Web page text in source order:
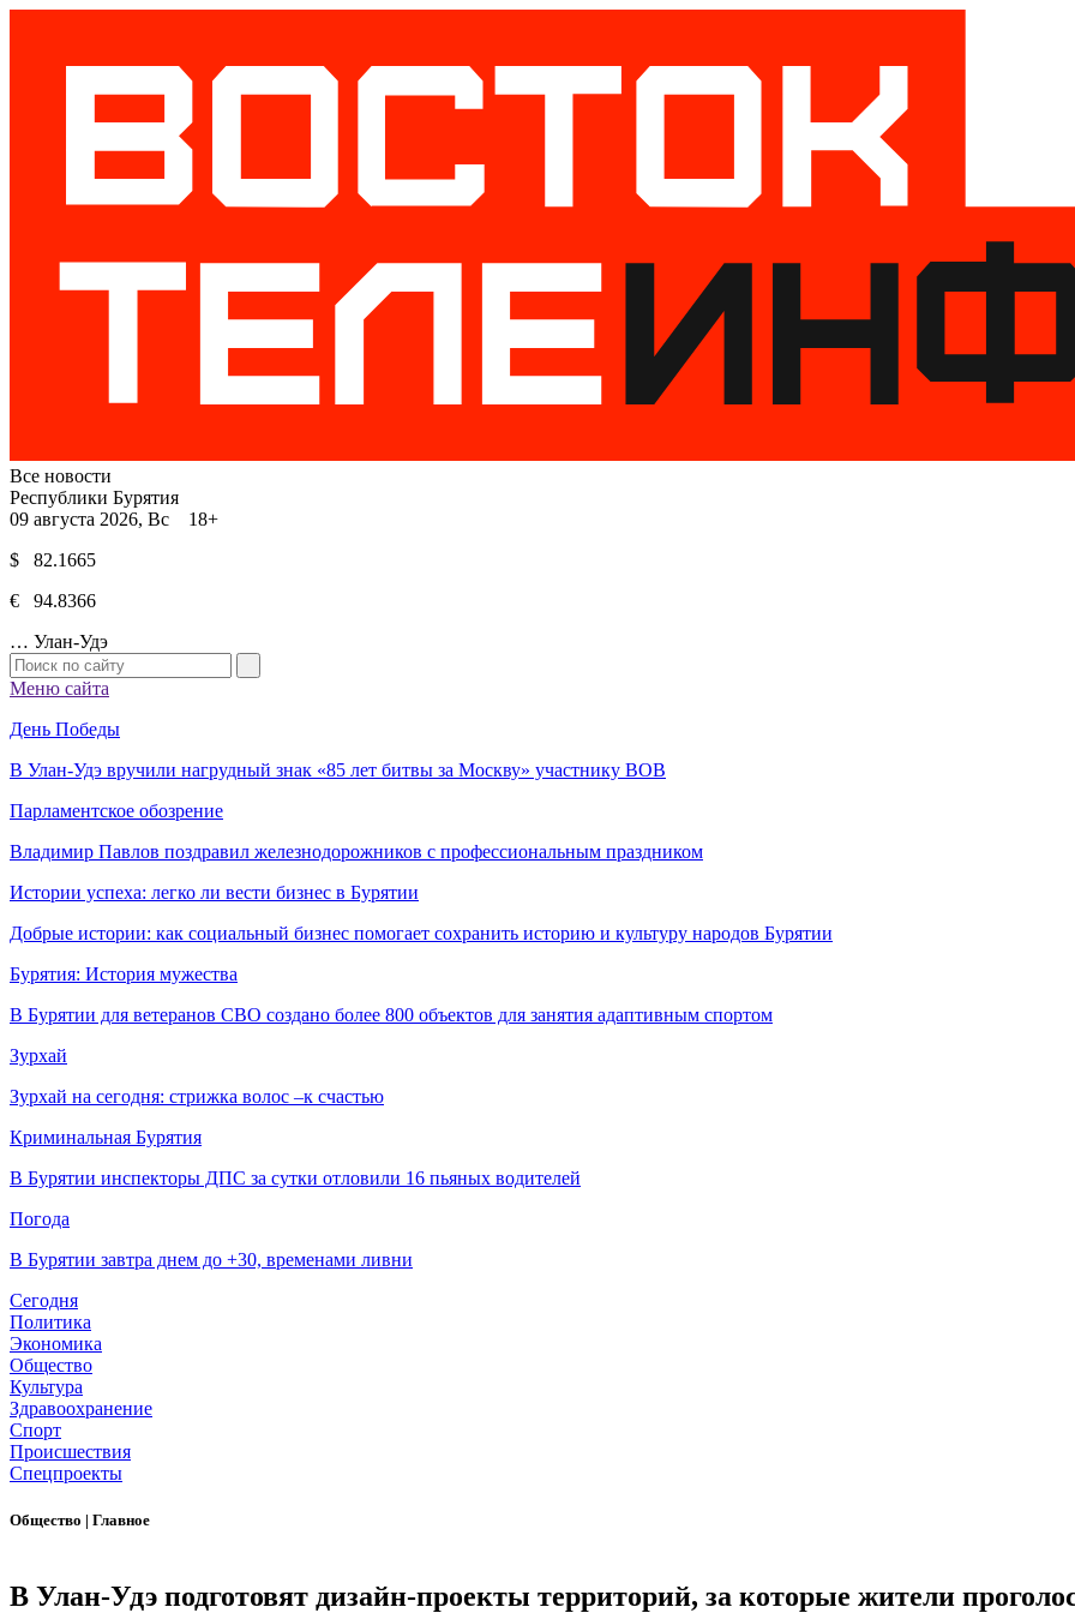
Все новости
Республики Бурятия
09 августа 2026, Вс 18+
$ 82.1665
€ 94.8366
… Улан-Удэ
Меню сайта
День Победы
В Улан-Удэ вручили нагрудный знак «85 лет битвы за Москву» участнику ВОВ
Парламентское обозрение
Владимир Павлов поздравил железнодорожников с профессиональным праздником
Истории успеха: легко ли вести бизнес в Бурятии
Добрые истории: как социальный бизнес помогает сохранить историю и культуру народов Бурятии
Бурятия: История мужества
В Бурятии для ветеранов СВО создано более 800 объектов для занятия адаптивным спортом
Зурхай
Зурхай на сегодня: стрижка волос –к счастью
Криминальная Бурятия
В Бурятии инспекторы ДПС за сутки отловили 16 пьяных водителей
Погода
В Бурятии завтра днем до +30, временами ливни
Сегодня
Политика
Экономика
Общество
Культура
Здравоохранение
Спорт
Происшествия
Спецпроекты
Общество | Главное
В Улан-Удэ подготовят дизайн-проекты территорий, за которые жители